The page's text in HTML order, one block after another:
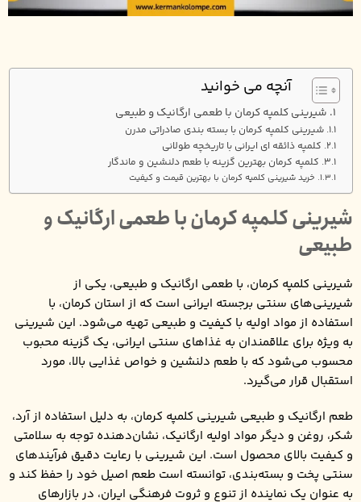
آنچه می خوانید
شیرینی کلمپه کرمان با طعمی ارگانیک و طبیعی
شیرینی کلمپه کرمان با بسته ‌بندی صادراتی مدرن
کلمپه ذائقه ‌ای ایرانی با تاریخچه طولانی
کلمپه کرمان بهترین گزینه با طعم دلنشین و ماندگار
خرید شیرینی کلمپه کرمان با بهترین قیمت و کیفیت
شیرینی کلمپه کرمان با طعمی ارگانیک و
طبیعی
شیرینی کلمپه کرمان، با طعمی ارگانیک و طبیعی، یکی از
شیرینی‌های سنتی برجسته ایرانی است که از استان کرمان، با
استفاده از مواد اولیه با کیفیت و طبیعی تهیه می‌شود. این شیرینی
به ویژه برای علاقمندان به غذاهای سنتی ایرانی، یک گزینه محبوب
محسوب می‌شود که با طعم دلنشین و خواص غذایی بالا، مورد
استقبال قرار می‌گیرد.
طعم ارگانیک و طبیعی شیرینی کلمپه کرمان، به دلیل استفاده از آرد،
شکر، روغن و دیگر مواد اولیه ارگانیک، نشان‌دهنده توجه به سلامتی
و کیفیت بالای محصول است. این شیرینی با رعایت دقیق فرآیندهای
سنتی پخت و بسته‌بندی، توانسته است طعم اصیل خود را حفظ کند و
به عنوان یک نماینده از تنوع و ثروت فرهنگی ایران، در بازارهای